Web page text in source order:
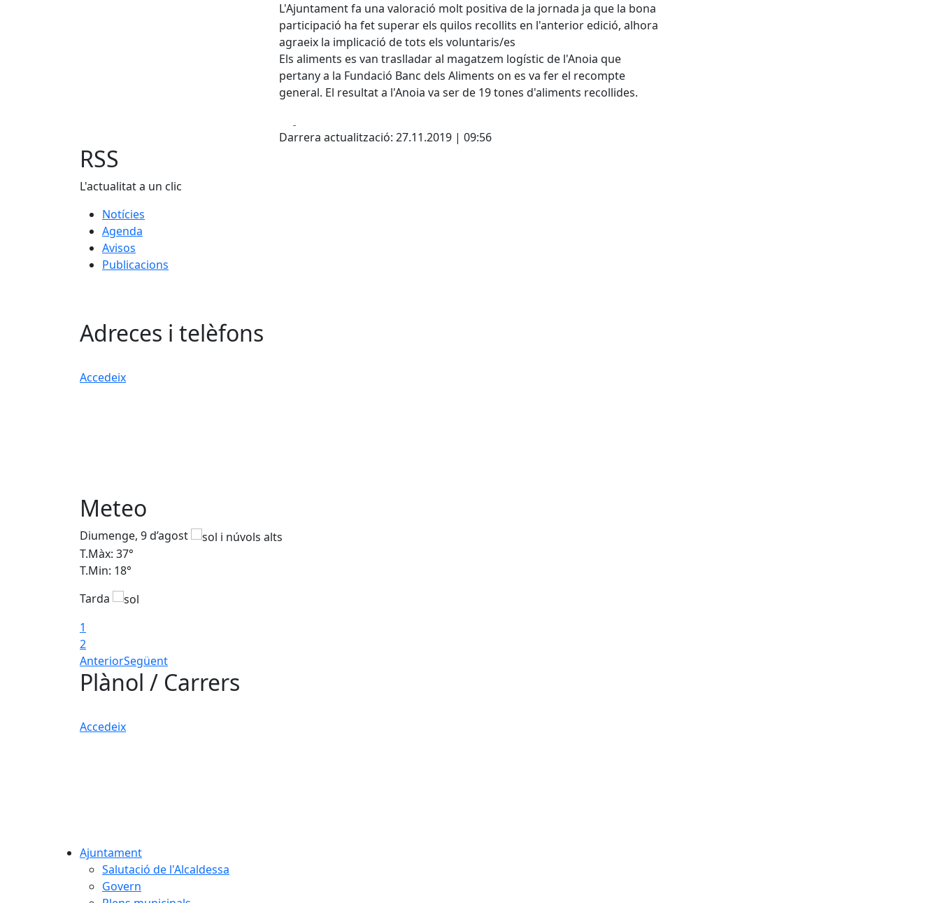
L'Ajuntament fa una valoració molt positiva de la jornada ja que la bona
participació ha fet superar els quilos recollits en l'anterior edició, alhora
agraeix la implicació de tots els voluntaris/es
Els aliments es van traslladar al magatzem logístic de l'Anoia que
pertany a la Fundació Banc dels Aliments on es va fer el recompte
general. El resultat a l'Anoia va ser de 19 tones d'aliments recollides.
Darrera actualització: 27.11.2019 | 09:56
RSS
L'actualitat a un clic
Notícies
Agenda
Avisos
Publicacions
Adreces i telèfons
Accedeix
Meteo
Diumenge, 9 d’agost
T.Màx: 37°
T.Min: 18°
Tarda
1
2
AnteriorSegüent
Plànol / Carrers
Accedeix
Ajuntament
Salutació de l'Alcaldessa
Govern